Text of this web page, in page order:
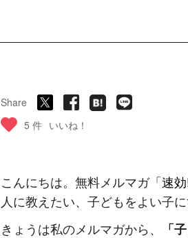
Share
5 件 いいね！
こんにちは。無料メルマガ「速
人に教えたい、子どもをよい子
きょうは私のメルマガから、
「